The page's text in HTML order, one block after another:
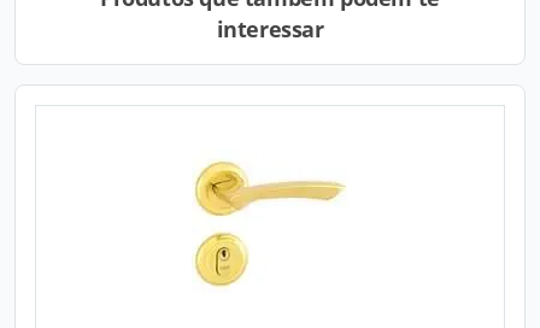
interessar